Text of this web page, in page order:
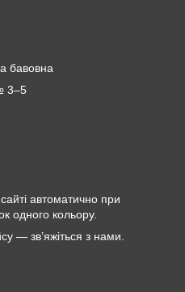
бавовна
3–5
автоматично при
одного кольору.
— зв’яжіться з нами.